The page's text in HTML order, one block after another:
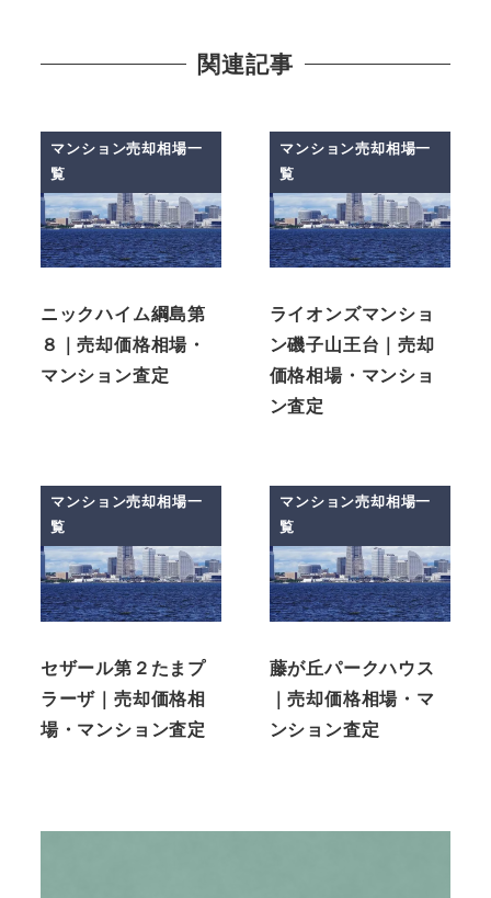
関連記事
マンション売却相場一
覧
ニックハイム綱島第
８｜売却価格相場・
マンション査定
マンション売却相場一
覧
ライオンズマンショ
ン磯子山王台｜売却
価格相場・マンショ
ン査定
マンション売却相場一
覧
セザール第２たまプ
ラーザ｜売却価格相
場・マンション査定
マンション売却相場一
覧
藤が丘パークハウス
｜売却価格相場・マ
ンション査定